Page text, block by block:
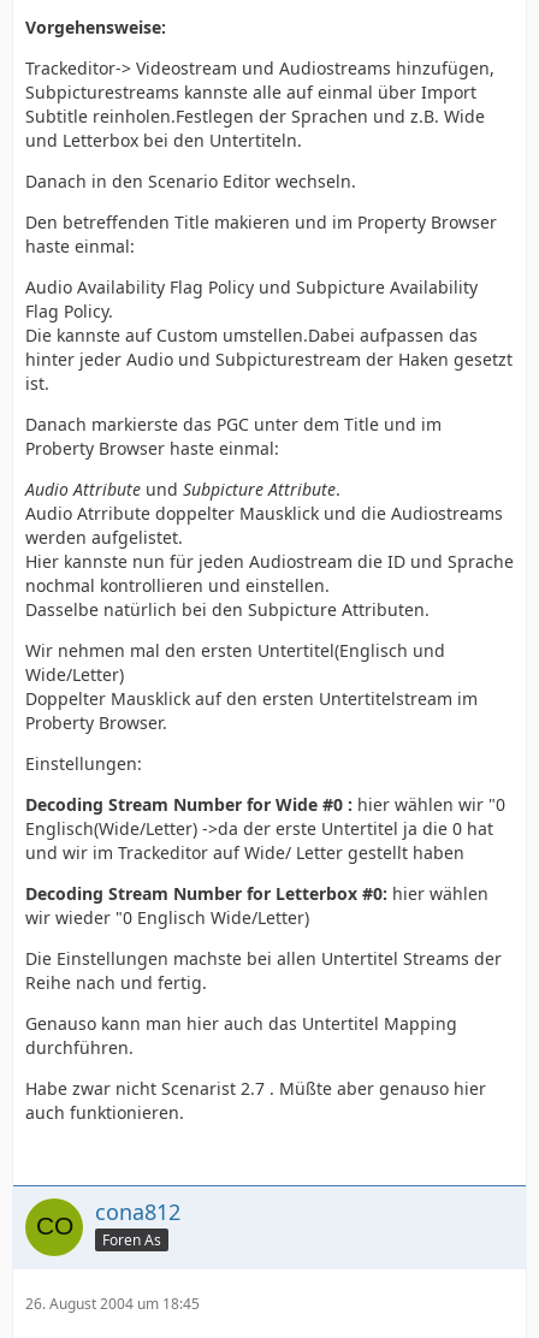
Vorgehensweise:
Trackeditor-> Videostream und Audiostreams hinzufügen,
Subpicturestreams kannste alle auf einmal über Import
Subtitle reinholen.Festlegen der Sprachen und z.B. Wide
und Letterbox bei den Untertiteln.
Danach in den Scenario Editor wechseln.
Den betreffenden Title makieren und im Property Browser
haste einmal:
Audio Availability Flag Policy und Subpicture Availability
Flag Policy.
Die kannste auf Custom umstellen.Dabei aufpassen das
hinter jeder Audio und Subpicturestream der Haken gesetzt
ist.
Danach markierste das PGC unter dem Title und im
Proberty Browser haste einmal:
Audio Attribute und Subpicture Attribute.
Audio Atrribute doppelter Mausklick und die Audiostreams
werden aufgelistet.
Hier kannste nun für jeden Audiostream die ID und Sprache
nochmal kontrollieren und einstellen.
Dasselbe natürlich bei den Subpicture Attributen.
Wir nehmen mal den ersten Untertitel(Englisch und
Wide/Letter)
Doppelter Mausklick auf den ersten Untertitelstream im
Proberty Browser.
Einstellungen:
Decoding Stream Number for Wide #0 : hier wählen wir "0
Englisch(Wide/Letter) ->da der erste Untertitel ja die 0 hat
und wir im Trackeditor auf Wide/ Letter gestellt haben
Decoding Stream Number for Letterbox #0: hier wählen
wir wieder "0 Englisch Wide/Letter)
Die Einstellungen machste bei allen Untertitel Streams der
Reihe nach und fertig.
Genauso kann man hier auch das Untertitel Mapping
durchführen.
Habe zwar nicht Scenarist 2.7 . Müßte aber genauso hier
auch funktionieren.
cona812
Foren As
26. August 2004 um 18:45